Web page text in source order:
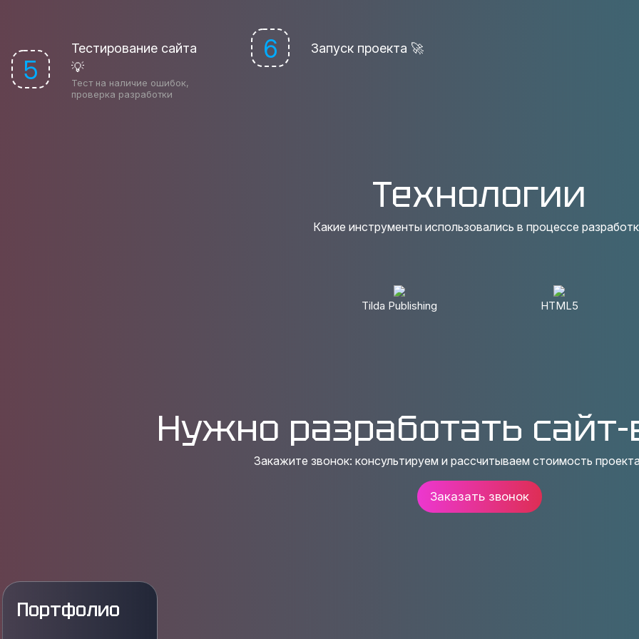
5
Тестирование сайта
💡
Тест на наличие ошибок,
проверка разработки
6 Запуск проекта 🚀
Технологии
Какие инструменты использовались в процессе
Tilda Publishing HTML5
Нужно разработать
Закажите звонок: консультируем и рассчитываем стоимость
Заказать звонок
Портфолио